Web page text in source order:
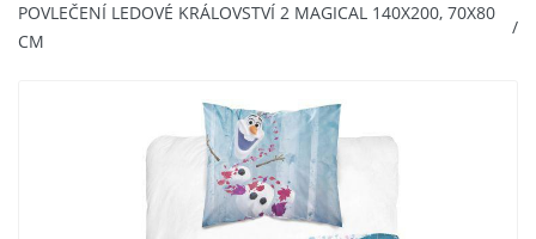
POVLEČENÍ LEDOVÉ KRÁLOVSTVÍ 2 MAGICAL 140X200, 70X80
CM